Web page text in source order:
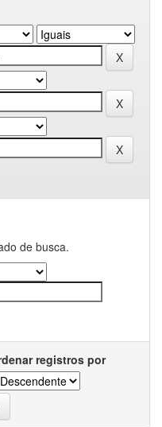
de busca.
registros por